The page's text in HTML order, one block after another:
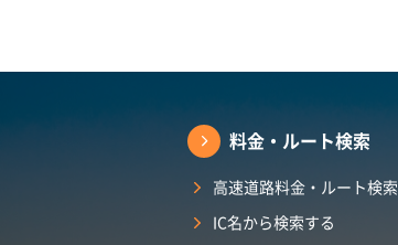
料金・ルート検索
高速道路料金・ルート検索
IC名から検索する